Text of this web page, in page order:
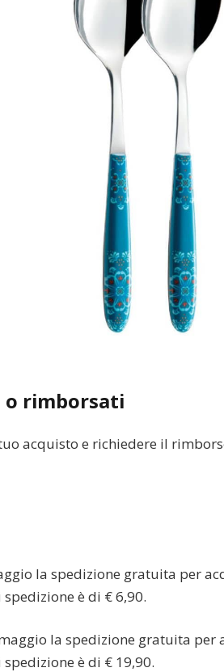
o rimborsati
acquisto e richiedere il
la spedizione gratuita per
è di € 6,90.
la spedizione gratuita per
è di € 19,90.